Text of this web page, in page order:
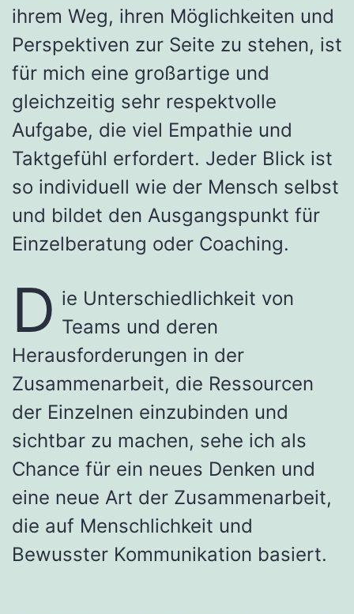
ihrem Weg, ihren Möglichkeiten und
Perspektiven zur Seite zu stehen, ist
für mich eine großartige und
gleichzeitig sehr respektvolle
Aufgabe, die viel Empathie und
Taktgefühl erfordert. Jeder Blick ist
so individuell wie der Mensch selbst
und bildet den Ausgangspunkt für
Einzelberatung oder Coaching.
D ie Unterschiedlichkeit von
Teams und deren
Herausforderungen in der
Zusammenarbeit, die Ressourcen
der Einzelnen einzubinden und
sichtbar zu machen, sehe ich als
Chance für ein neues Denken und
eine neue Art der Zusammenarbeit,
die auf Menschlichkeit und
Bewusster Kommunikation basiert.